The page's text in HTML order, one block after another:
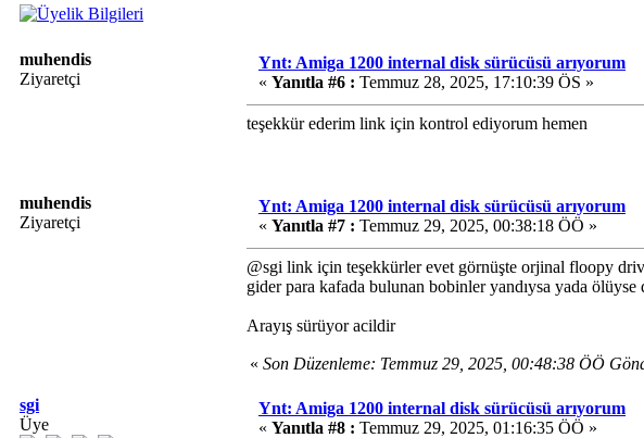
muhendis
Ziyaretçi
Ynt: Amiga 1200 internal disk sürücüsü arıyorum
« Yanıtla #6 : Temmuz 28, 2025, 17:10:39 ÖS »
teşekkür ederim link için kontrol ediyorum hemen
muhendis
Ziyaretçi
Ynt: Amiga 1200 internal disk sürücüsü arıyorum
« Yanıtla #7 : Temmuz 29, 2025, 00:38:18 ÖÖ »
@sgi link için teşekkürler evet görnüşte orjinal floopy
gider para kafada bulunan bobinler yandıysa yada
Arayış sürüyor acildir
« Son Düzenleme: Temmuz 29, 2025, 00:48:38 ÖÖ
sgi
Üye
Ynt: Amiga 1200 internal disk sürücüsü arıyorum
« Yanıtla #8 : Temmuz 29, 2025, 01:16:35 ÖÖ »